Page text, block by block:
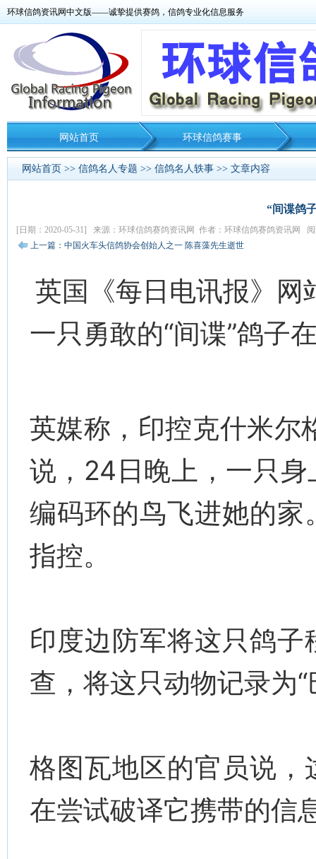
环球信鸽资讯网中文版——诚挚提供赛鸽，信鸽专业化信息服务
网站首页 环球信鸽赛事
网站首页 >> 信鸽名人专题 >> 信鸽名人轶事 >> 文章内容
“间谍鸽
[日期：2020-05-31] 来源：环球信鸽赛鸽资讯网 作者：环球信鸽赛鸽资讯网 阅
上一篇：中国火车头信鸽协会创始人之一 陈喜藻先生逝世
英国《每日电讯报》
一只勇敢的“间谍”鸽子
英媒称，印控克什米尔
说，24日晚上，一只
编码环的鸟飞进她的
指控。
印度边防军将这只鸽
查，将这只动物记录为
格图瓦地区的官员说
在尝试破译它携带的信